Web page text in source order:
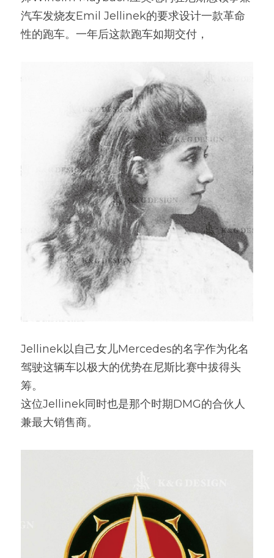
汽车发烧友Emil Jellinek的要求设计一款革命
性的跑车。一年后这款跑车如期交付，
Jellinek以自己女儿Mercedes的名字作为化名
驾驶这辆车以极大的优势在尼斯比赛中拔得头
筹。
这位Jellinek同时也是那个时期DMG的合伙人
兼最大销售商。